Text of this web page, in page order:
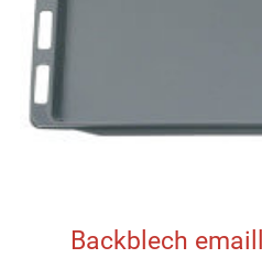
Backblech